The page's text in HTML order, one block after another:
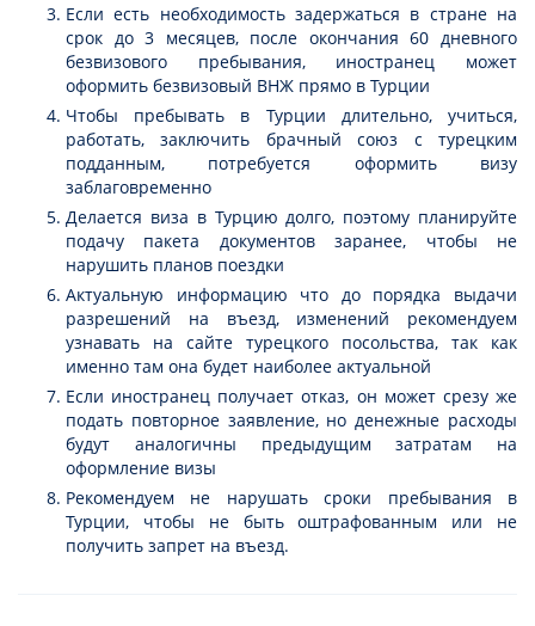
Если есть необходимость задержаться в стране на
срок до 3 месяцев, после окончания 60 дневного
безвизового пребывания, иностранец может
оформить безвизовый ВНЖ прямо в Турции
Чтобы пребывать в Турции длительно, учиться,
работать, заключить брачный союз с турецким
подданным, потребуется оформить визу
заблаговременно
Делается виза в Турцию долго, поэтому планируйте
подачу пакета документов заранее, чтобы не
нарушить планов поездки
Актуальную информацию что до порядка выдачи
разрешений на въезд, изменений рекомендуем
узнавать на сайте турецкого посольства, так как
именно там она будет наиболее актуальной
Если иностранец получает отказ, он может срезу же
подать повторное заявление, но денежные расходы
будут аналогичны предыдущим затратам на
оформление визы
Рекомендуем не нарушать сроки пребывания в
Турции, чтобы не быть оштрафованным или не
получить запрет на въезд.